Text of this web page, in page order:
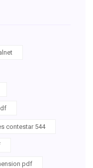
contestar 544
pdf